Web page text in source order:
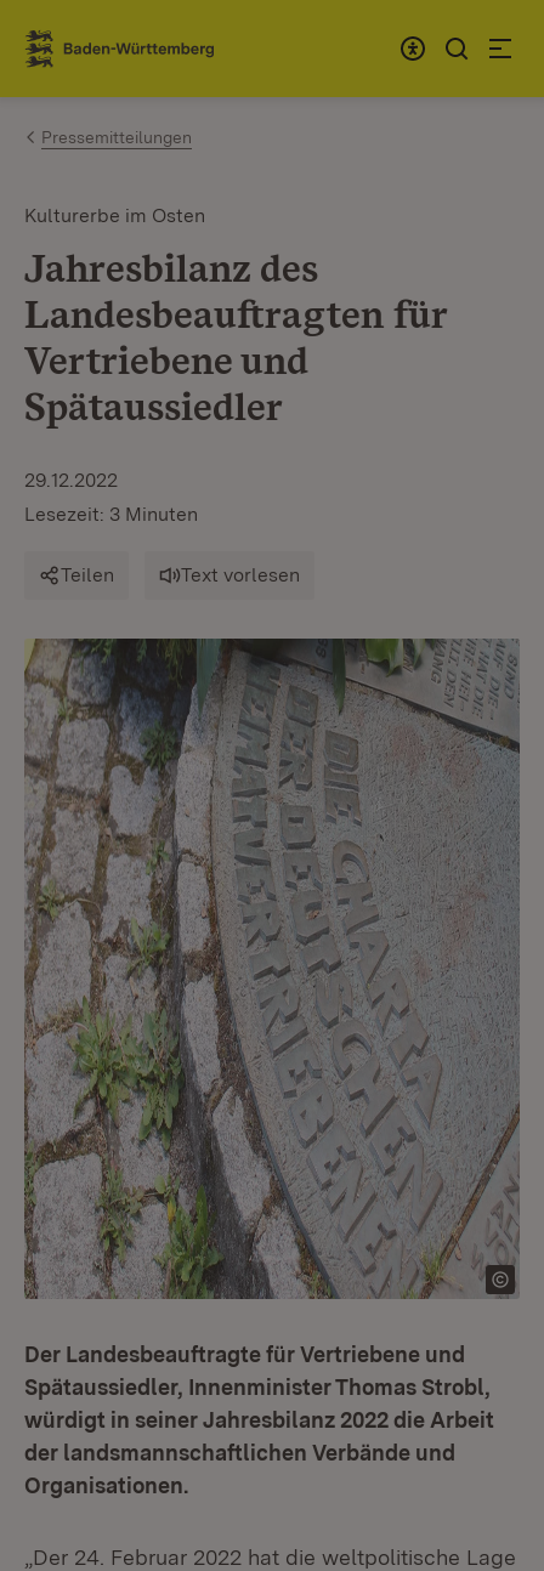
Zum Inhalt springen
Link zur Startseite
Pressemitteilungen
Kulturerbe im Osten
Jahresbilanz des
Landesbeauftragten für
Vertriebene und
Spätaussiedler
29.12.2022
Lesezeit: 3 Minuten
Teilen Text vorlesen
Der Landesbeauftragte für Vertriebene und
Spätaussiedler, Innenminister Thomas Strobl,
würdigt in seiner Jahresbilanz 2022 die Arbeit
der landsmannschaftlichen Verbände und
Organisationen.
„Der 24. Februar 2022 hat die weltpolitische Lage